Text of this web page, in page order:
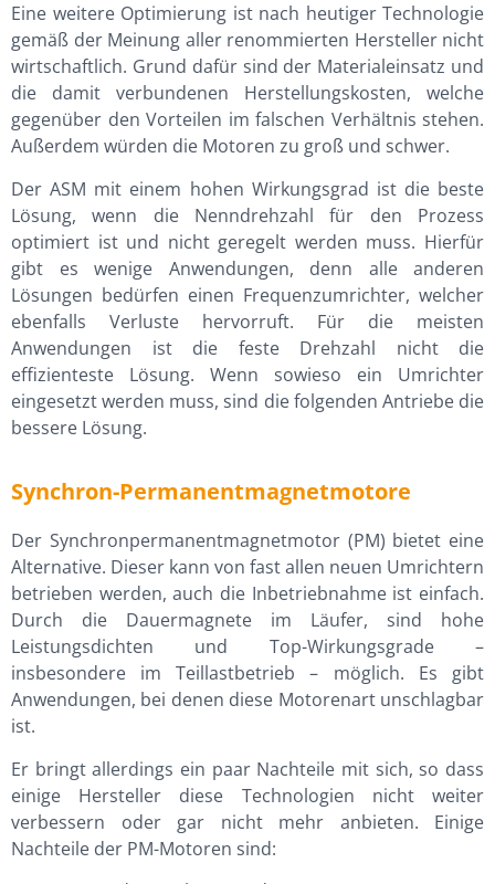
Eine weitere Optimierung ist nach heutiger Technologie
gemäß der Meinung aller renommierten Hersteller nicht
wirtschaftlich. Grund dafür sind der Materialeinsatz und
die damit verbundenen Herstellungskosten, welche
gegenüber den Vorteilen im falschen Verhältnis stehen.
Außerdem würden die Motoren zu groß und schwer.
Der ASM mit einem hohen Wirkungsgrad ist die beste
Lösung, wenn die Nenndrehzahl für den Prozess
optimiert ist und nicht geregelt werden muss. Hierfür
gibt es wenige Anwendungen, denn alle anderen
Lösungen bedürfen einen Frequenzumrichter, welcher
ebenfalls Verluste hervorruft. Für die meisten
Anwendungen ist die feste Drehzahl nicht die
effizienteste Lösung. Wenn sowieso ein Umrichter
eingesetzt werden muss, sind die folgenden Antriebe die
bessere Lösung.
Synchron-Permanentmagnetmotore
Der Synchronpermanentmagnetmotor (PM) bietet eine
Alternative. Dieser kann von fast allen neuen Umrichtern
betrieben werden, auch die Inbetriebnahme ist einfach.
Durch die Dauermagnete im Läufer, sind hohe
Leistungsdichten und Top-Wirkungsgrade –
insbesondere im Teillastbetrieb – möglich. Es gibt
Anwendungen, bei denen diese Motorenart unschlagbar
ist.
Er bringt allerdings ein paar Nachteile mit sich, so dass
einige Hersteller diese Technologien nicht weiter
verbessern oder gar nicht mehr anbieten. Einige
Nachteile der PM-Motoren sind: